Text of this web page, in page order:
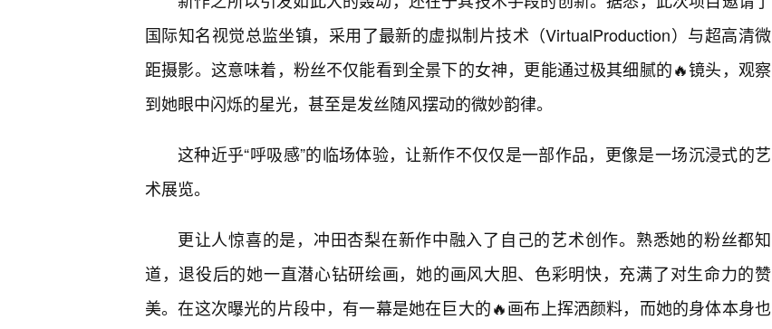
国际知名视觉总监坐镇，采用了最新的虚拟制片技术（VirtualProduction）与超高清微
距摄影。这意味着，粉丝不仅能看到全景下的女神，更能通过极其细腻的🔥镜头，观察
到她眼中闪烁的星光，甚至是发丝随风摆动的微妙韵律。
这种近乎“呼吸感”的临场体验，让新作不仅仅是一部作品，更像是一场沉浸式的艺
术展览。
更让人惊喜的是，冲田杏梨在新作中融入了自己的艺术创作。熟悉她的粉丝都知
道，退役后的她一直潜心钻研绘画，她的画风大胆、色彩明快，充满了对生命力的赞
美。在这次曝光的片段中，有一幕是她在巨大的🔥画布上挥洒颜料，而她的身体本身也